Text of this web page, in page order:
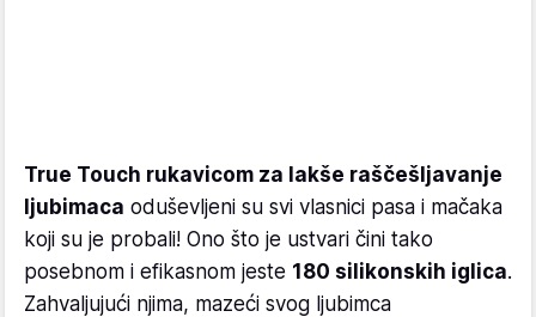
True Touch rukavicom za lakše raščešljavanje
ljubimaca oduševljeni su svi vlasnici pasa i mačaka
koji su je probali! Ono što je ustvari čini tako
posebnom i efikasnom jeste 180 silikonskih iglica.
Zahvaljujući njima, mazeći svog ljubimca